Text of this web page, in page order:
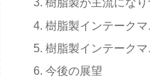
樹脂製インテーク
樹脂製インテーク
今後の展望